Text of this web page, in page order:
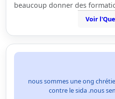
beaucoup donner des
Voir
nous sommes une ong
contre le sida .nous